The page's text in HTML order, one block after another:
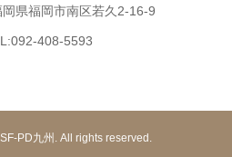
県福岡市南区若久2-16-9
408-5593
PD九州. All rights reserved.